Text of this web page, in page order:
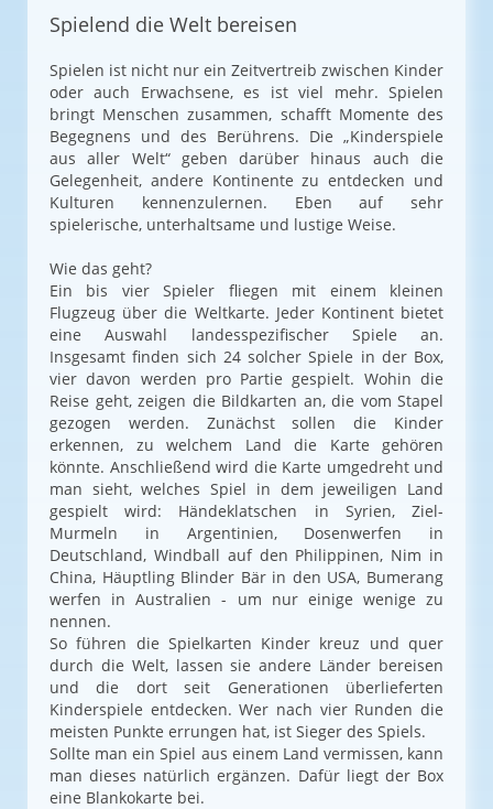
Spielend die Welt bereisen
Spielen ist nicht nur ein Zeitvertreib zwischen Kinder
oder auch Erwachsene, es ist viel mehr. Spielen
bringt Menschen zusammen, schafft Momente des
Begegnens und des Berührens. Die „Kinderspiele
aus aller Welt“ geben darüber hinaus auch die
Gelegenheit, andere Kontinente zu entdecken und
Kulturen kennenzulernen. Eben auf sehr
spielerische, unterhaltsame und lustige Weise.
Wie das geht?
Ein bis vier Spieler fliegen mit einem kleinen
Flugzeug über die Weltkarte. Jeder Kontinent bietet
eine Auswahl landesspezifischer Spiele an.
Insgesamt finden sich 24 solcher Spiele in der Box,
vier davon werden pro Partie gespielt. Wohin die
Reise geht, zeigen die Bildkarten an, die vom Stapel
gezogen werden. Zunächst sollen die Kinder
erkennen, zu welchem Land die Karte gehören
könnte. Anschließend wird die Karte umgedreht und
man sieht, welches Spiel in dem jeweiligen Land
gespielt wird: Händeklatschen in Syrien, Ziel-
Murmeln in Argentinien, Dosenwerfen in
Deutschland, Windball auf den Philippinen, Nim in
China, Häuptling Blinder Bär in den USA, Bumerang
werfen in Australien - um nur einige wenige zu
nennen.
So führen die Spielkarten Kinder kreuz und quer
durch die Welt, lassen sie andere Länder bereisen
und die dort seit Generationen überlieferten
Kinderspiele entdecken. Wer nach vier Runden die
meisten Punkte errungen hat, ist Sieger des Spiels.
Sollte man ein Spiel aus einem Land vermissen, kann
man dieses natürlich ergänzen. Dafür liegt der Box
eine Blankokarte bei.